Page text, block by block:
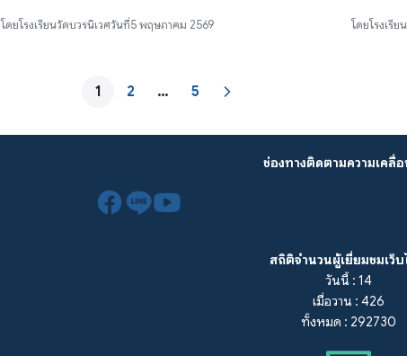
โดยโรงเรียนวัดบวรนิเวศวันที่5 พฤษภาคม 2569 โดยโรงเรีย
1 2 … 5
ช่องทางติดตามความเคลื่อ
สถิติจำนวนผู้เยี่ยมชมเว็บ
วันนี้ : 14
เมื่อวาน : 426
ทั้งหมด : 292730